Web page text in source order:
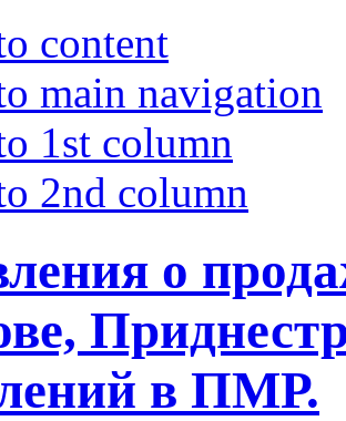
content
main navigation
1st column
2nd column
о
в ПМР.